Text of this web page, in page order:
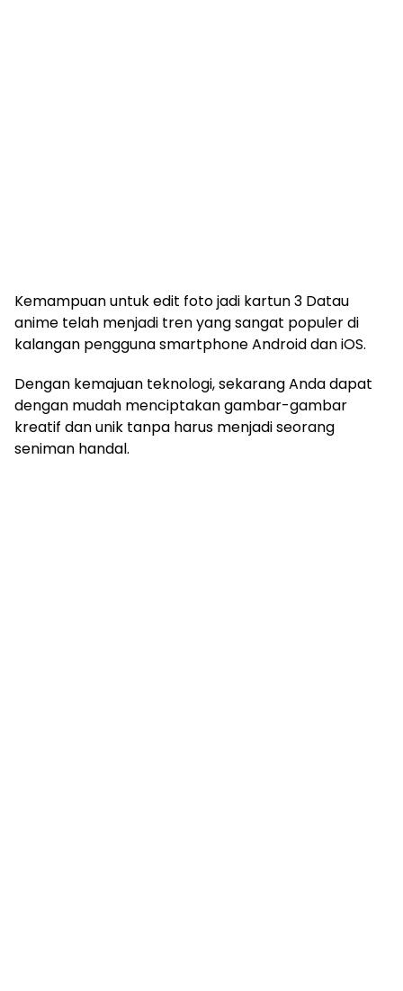
Kemampuan untuk edit foto jadi kartun 3 Datau
anime telah menjadi tren yang sangat populer di
kalangan pengguna smartphone Android dan iOS.
Dengan kemajuan teknologi, sekarang Anda dapat
dengan mudah menciptakan gambar-gambar
kreatif dan unik tanpa harus menjadi seorang
seniman handal.